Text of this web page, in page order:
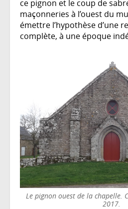
ce pignon et le coup de
maçonneries à l’ouest du
émettre l’hypothèse d’une
complète, à une époque
Le pignon ouest de la chapelle.
2017.